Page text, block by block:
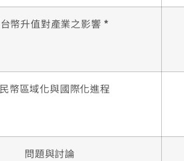
幣升值對產業之影響 *
幣區域化與國際化進程
問題與討論